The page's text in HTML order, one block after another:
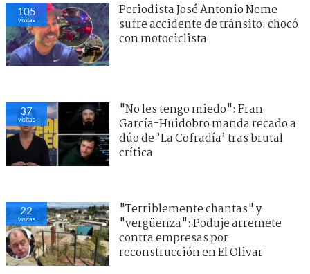
105
visitas
Periodista José Antonio Neme
sufre accidente de tránsito: chocó
con motociclista
37
visitas
"No les tengo miedo": Fran
García-Huidobro manda recado a
dúo de ’La Cofradía’ tras brutal
crítica
22
visitas
"Terriblemente chantas" y
"vergüenza": Poduje arremete
contra empresas por
reconstrucción en El Olivar